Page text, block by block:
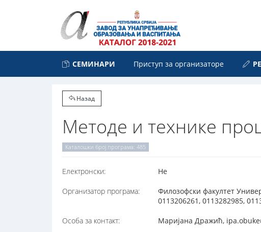
СЕМИНАРИ Приступ за организаторе
Назад
Методе и технике
Каталошки број програма: 485
Електронски: Не
Организатор програма:
Филозофски факултет
0113206261, 0113282985,
Особа за контакт: Маријана Дражић,